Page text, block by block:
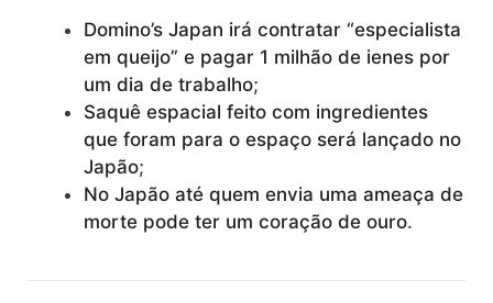
Domino’s Japan irá contratar “especialista
em queijo” e pagar 1 milhão de ienes por
um dia de trabalho;
Saquê espacial feito com ingredientes
que foram para o espaço será lançado no
Japão;
No Japão até quem envia uma ameaça de
morte pode ter um coração de ouro.